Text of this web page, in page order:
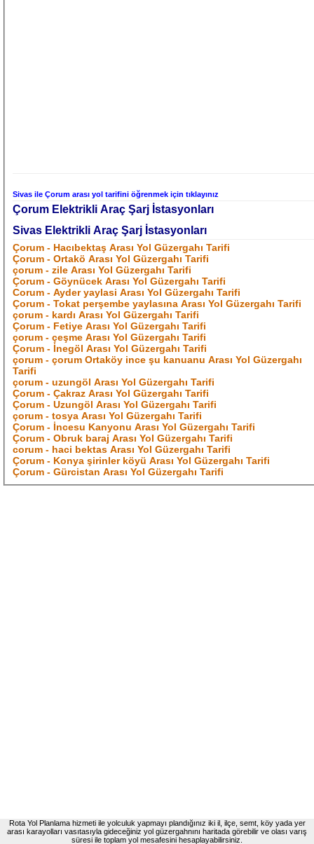
Sivas ile Çorum arası yol tarifini öğrenmek için tıklayınız
Çorum Elektrikli Araç Şarj İstasyonları
Sivas Elektrikli Araç Şarj İstasyonları
Çorum - Hacıbektaş Arası Yol Güzergahı Tarifi
Çorum - Ortakö Arası Yol Güzergahı Tarifi
çorum - zile Arası Yol Güzergahı Tarifi
Çorum - Göynücek Arası Yol Güzergahı Tarifi
Corum - Ayder yaylasi Arası Yol Güzergahı Tarifi
Çorum - Tokat perşembe yaylasına Arası Yol Güzergahı Tarifi
çorum - kardı Arası Yol Güzergahı Tarifi
Çorum - Fetiye Arası Yol Güzergahı Tarifi
çorum - çeşme Arası Yol Güzergahı Tarifi
Çorum - İnegöl Arası Yol Güzergahı Tarifi
çorum - çorum Ortaköy ince şu kanuanu Arası Yol Güzergahı
Tarifi
çorum - uzungöl Arası Yol Güzergahı Tarifi
Çorum - Çakraz Arası Yol Güzergahı Tarifi
Çorum - Uzungöl Arası Yol Güzergahı Tarifi
çorum - tosya Arası Yol Güzergahı Tarifi
Çorum - İncesu Kanyonu Arası Yol Güzergahı Tarifi
Çorum - Obruk baraj Arası Yol Güzergahı Tarifi
corum - haci bektas Arası Yol Güzergahı Tarifi
Çorum - Konya şirinler köyü Arası Yol Güzergahı Tarifi
Çorum - Gürcistan Arası Yol Güzergahı Tarifi
Rota Yol Planlama hizmeti ile yolculuk yapmayı plandığınız iki il, ilçe, semt, köy yada yer
arası karayolları vasıtasıyla gideceğiniz yol güzergahnını haritada görebilir ve olası varış
süresi ile toplam yol mesafesini hesaplayabilirsiniz.